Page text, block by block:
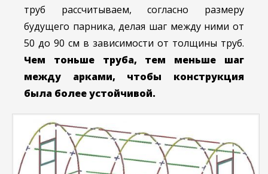
труб рассчитываем, согласно размеру
будущего парника, делая шаг между ними от
50 до 90 см в зависимости от толщины труб.
Чем тоньше труба, тем меньше шаг
между арками, чтобы конструкция
была более устойчивой.